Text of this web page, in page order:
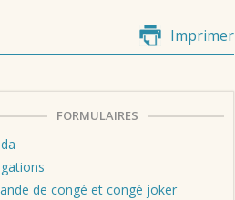
Imprimer
FORMULAIRES
de congé et congé joker